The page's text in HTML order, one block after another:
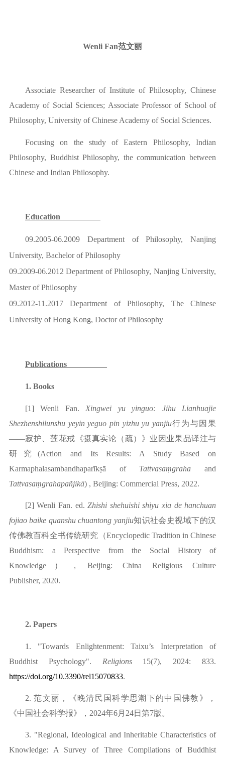
Wenli Fan范文丽
Associate Researcher of Institute of Philosophy, Chinese
Academy of Social Sciences; Associate Professor of School of
Philosophy, University of Chinese Academy of Social Sciences.
Focusing on the study of Eastern Philosophy, Indian
Philosophy, Buddhist Philosophy, the communication between
Chinese and Indian Philosophy.
Education
09.2005-06.2009 Department of Philosophy, Nanjing
University, Bachelor of Philosophy
09.2009-06.2012 Department of Philosophy, Nanjing University,
Master of Philosophy
09.2012-11.2017 Department of Philosophy, The Chinese
University of Hong Kong, Doctor of Philosophy
Publications
1.Books
[1]Wenli Fan. Xingwei yu yinguo: Jihu Lianhuajie
Shezhenshilunshu yeyin yeguo pin yizhu yu yanjiu行为与因果
——寂护、莲花戒《摄真实论（疏）》业因业果品译注与
研究(Action and Its Results: A Study Based on
Karmaphalasambandhaparīkṣā of Tattvasaṃgraha
and
Tattvasaṃgrahapañjikā) , Beijing: Commercial Press, 2022.
[2]Wenli Fan. ed. Zhishi shehuishi shiyu xia de hanchuan
fojiao baike quanshu chuantong yanjiu知识社会史视域下的汉
传佛教百科全书传统研究（Encyclopedic Tradition in Chinese
Buddhism: a Perspective fromthe Social History of
Knowledge）， Beijing:China
Religious Culture
Publisher, 2020.
2. Papers
1. "Towards Enlightenment: Taixu’s Interpretation of
Buddhist Psychology". Religions 15(7),
2024: 833.
https://doi.org/10.3390/rel15070833.
2.范文丽，《晚清民国科学思潮下的中国佛教》，
《中国社会科学报》， 2024年6月24日第7版。
3. "Regional, Ideological and Inheritable Characteristics of
Knowledge: A Survey of Three Compilations of Buddhist